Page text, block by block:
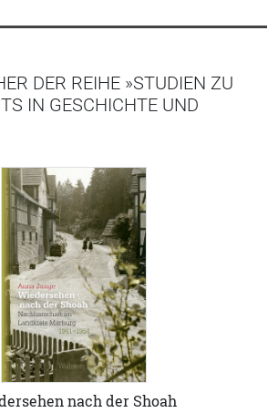
DER REIHE »STUDIEN ZU
IN GESCHICHTE UND
nach der Shoah